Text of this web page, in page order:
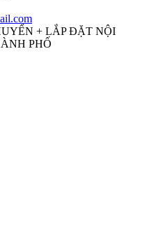
+ LẮP ĐẶT NỘI
PHỐ